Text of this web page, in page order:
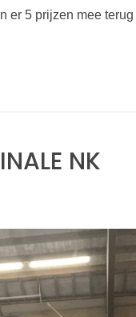
er 5 prijzen mee
NK